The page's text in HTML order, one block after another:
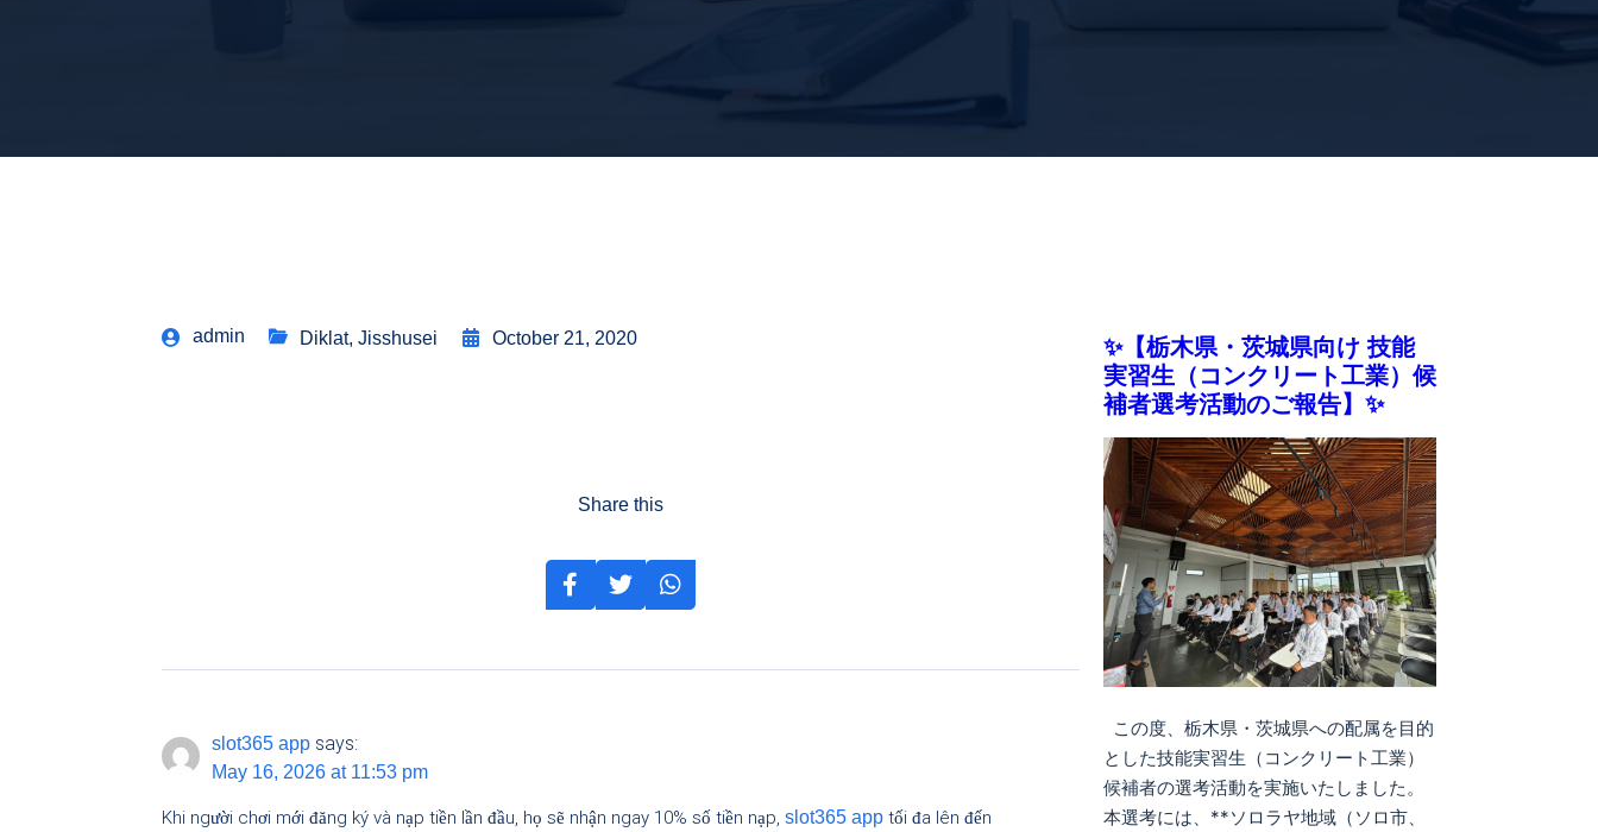
admin Diklat, Jisshusei October 21, 2020
Share this
slot365 app says:
May 16, 2026 at 11:53 pm
Khi người chơi mới đăng ký và nạp tiền lần đầu, họ sẽ nhận ngay 10% số tiền nạp, slot365 apptối đa lên đến
✨【栃木県・茨城県向け 技能
実習生（コンクリート工業）候
補者選考活動のご報告】✨
この度、栃木県・茨城県への配属を目的
とした技能実習生（コンクリート工業）
候補者の選考活動を実施いたしました。
本選考には、**ソロラヤ地域（ソロ市、